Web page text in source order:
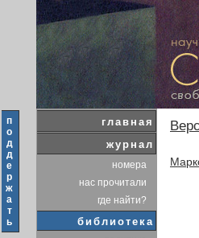
п
о
д
д
е
р
ж
а
т
ь
главная
журнал
номера
нас прочитали
где найти?
библиотека